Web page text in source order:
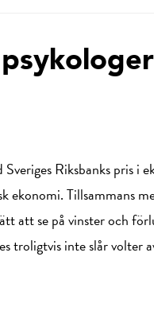
Riksbanks pris i
Tillsammans
att se på vinster och
troligtvis inte slår volter